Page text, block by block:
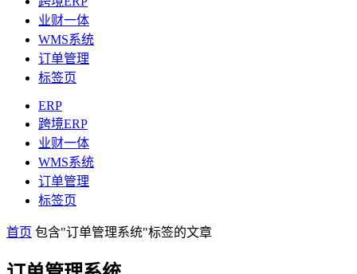
业财一体
WMS系统
订单管理
标签页
ERP
跨境ERP
业财一体
WMS系统
订单管理
标签页
首页 包含"订单管理系统"标签的文章